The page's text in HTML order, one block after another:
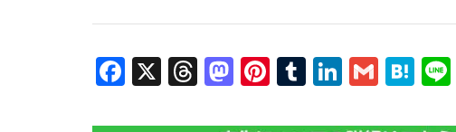
Facebook
X Threads
Mastodon
Pinterest
Tumblr
LinkedIn
Gmail